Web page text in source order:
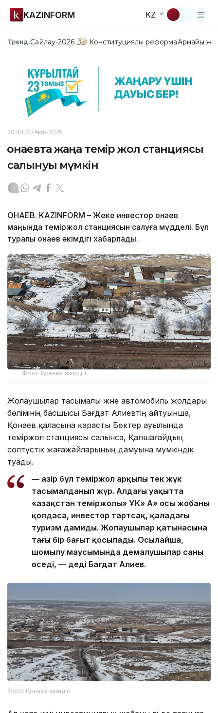
KAZINFORM KZ
Тренд:Сайлау-2026 Конституциялық реформаАрнайы
20:30, 20 Ақпан 2025
Қонаевта жаңа темір жол станциясы
салынуы мүмкін
ҚОНАЕВ. KAZINFORM – Жеке инвестор Қонаев
маңында теміржол станциясын салуға мүдделі. Бұл
туралы Қонаев әкімдігі хабарлады.
Фото: Қонаев әкімдігі
Жолаушылар тасымалы және автомобиль жолдары
бөлімінің басшысы Бағдат Алиевтің айтуынша,
Қонаев қаласына қарасты Бөктер ауылында
теміржол станциясы салынса, Қапшағайдың
солтүстік жағажайларының дамуына мүмкіндік
туады.
— Қазір бұл теміржол арқылы тек жүк
тасымалданып жүр. Алдағы уақытта
«Қазақстан теміржолы» ҰК» АҚ» осы жобаны
қолдаса, инвестор тартсақ, қаладағы
туризм дамиды. Жолаушылар қатынасына
тағы бір бағыт қосылады. Осылайша,
шомылу маусымында демалушылар саны
өседі, — деді Бағдат Алиев.
Фото: Қонаев әкімдігі